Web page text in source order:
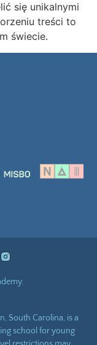
się unikalnymi
treści to
świecie.
South Carolina, is a
school for young